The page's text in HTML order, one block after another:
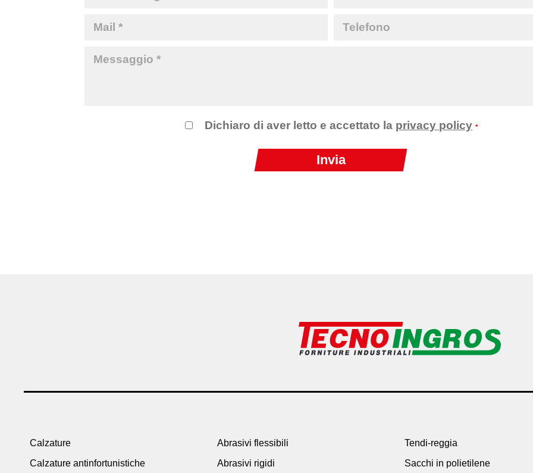
Dichiaro di aver letto e accettato la privacy policy *
Calzature
Calzature antinfortunistiche
Abrasivi flessibili
Abrasivi rigidi
Tendi-reggia
Sacchi in polietilene